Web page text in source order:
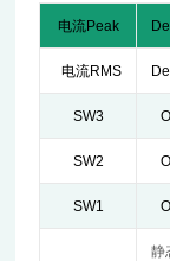
电流Peak
电流RMS
SW3
SW2
SW1
静